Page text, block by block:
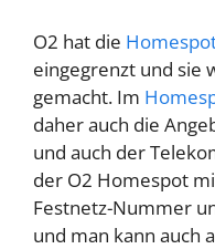
O2 hat die
eingegrenzt und sie
gemacht. Im
daher auch die
und auch der
der O2 Homespot
Festnetz-Nummer
und man kann auch